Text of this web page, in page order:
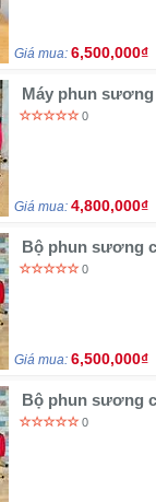
Giá mua: 6,500,000₫
Máy phun sương
suất 1.kw động
0
Giá mua: 4,800,000₫
Bộ phun sương
bơm YL80-4
0
Giá mua: 6,500,000₫
Bộ phun sương
bơm YL80-4
0